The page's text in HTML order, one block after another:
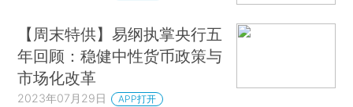
【周末特供】易纲执掌央行五
年回顾：稳健中性货币政策与
市场化改革
2023年07月29日 APP打开